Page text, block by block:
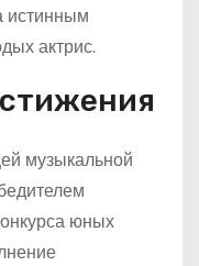
истинным
актрис.
музыкальной
юных